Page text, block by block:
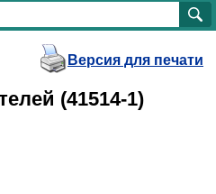
Версия для печати
(41514-1)